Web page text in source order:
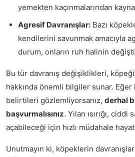
yemekten kaçınmalarından
Agresif Davranışlar: Bazı
kendilerini savunmak amacıyla
durum, onların ruh halinin
Bu tür davranış değişiklikleri,
hakkında önemli bilgiler sunar.
belirtileri gözlemliyorsanız, derhal
başvurmalısınız. Yılan ısırığı,
açabileceği için hızlı müdahale
Unutmayın ki, köpeklerin